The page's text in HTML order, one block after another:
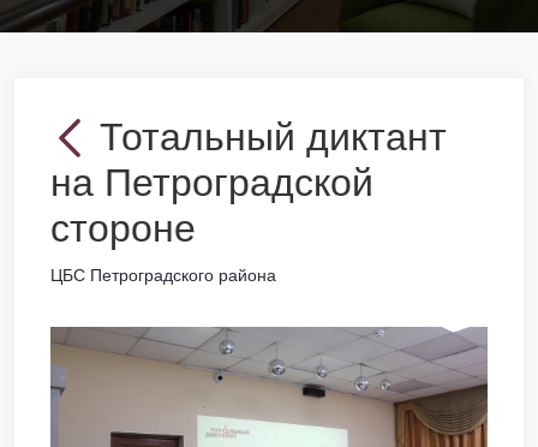
Тотальный диктант
на Петроградской
стороне
ЦБС Петроградского района